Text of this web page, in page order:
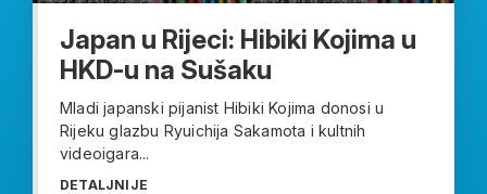
Japan u Rijeci: Hibiki Kojima u
HKD-u na Sušaku
Mladi japanski pijanist Hibiki Kojima donosi u
Rijeku glazbu Ryuichija Sakamota i kultnih
videoigara...
DETALJNIJE